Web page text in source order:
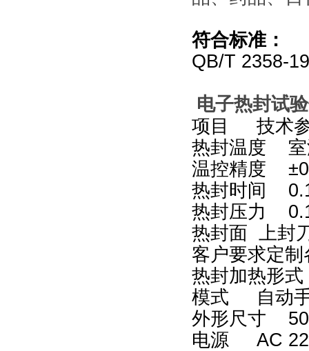
符合标准：
QB/T 2358-
电子热封试
项目 技术
热封温度
温控精度
热封时间
热封压力
热封面 上封
客户要求定
热封加热形
模式 自动手
外形尺寸
电源 AC